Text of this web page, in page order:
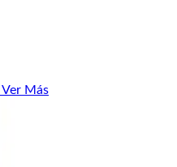
Ver Más